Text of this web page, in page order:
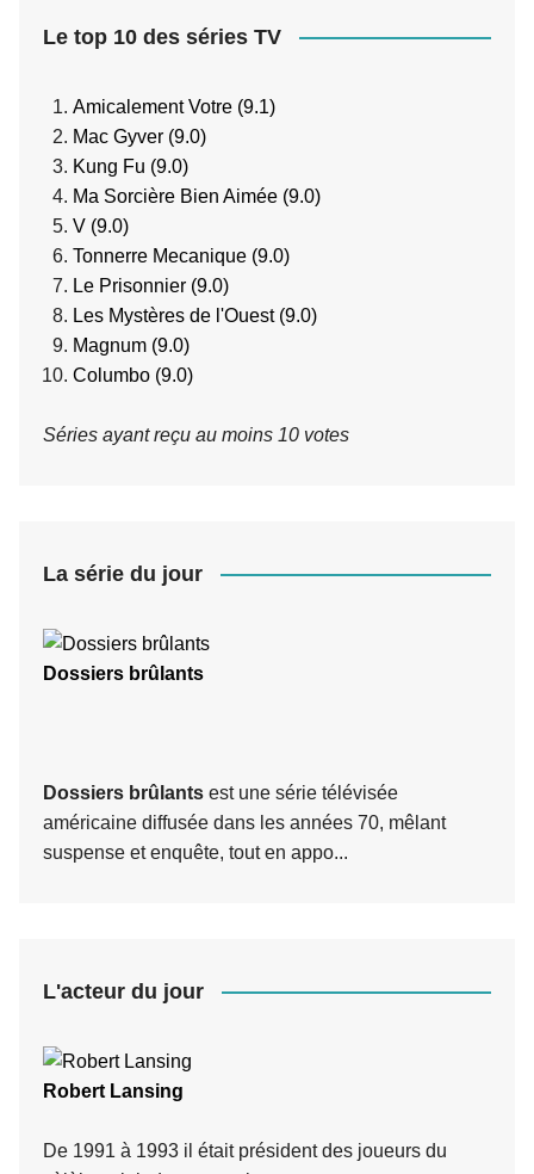
Le top 10 des séries TV
Amicalement Votre (9.1)
Mac Gyver (9.0)
Kung Fu (9.0)
Ma Sorcière Bien Aimée (9.0)
V (9.0)
Tonnerre Mecanique (9.0)
Le Prisonnier (9.0)
Les Mystères de l'Ouest (9.0)
Magnum (9.0)
Columbo (9.0)
Séries ayant reçu au moins 10 votes
La série du jour
Dossiers brûlants
Dossiers brûlants est une série télévisée
américaine diffusée dans les années 70, mêlant
suspense et enquête, tout en appo...
L'acteur du jour
Robert Lansing
De 1991 à 1993 il était président des joueurs du